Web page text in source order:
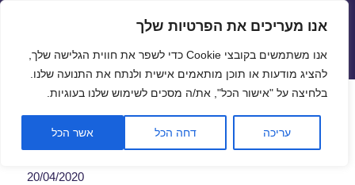
פתח
אנו מעריכים את הפרטיות שלך
אנו משתמשים בקובצי Cookie כדי לשפר את חווית הגלישה שלך,
להציג מודעות או תוכן מותאמים אישית ולנתח את התנועה שלנו.
בלחיצה על "אישור הכל", את/ה מסכים לשימוש שלנו בעוגיות.
עריכה דחה הכל אשר הכל
שערי חליפין יציגים – שער יציג
תפריטים
ווידג'טים
שער ביטקוין לתאריך 20/04/2020
20/04/2020